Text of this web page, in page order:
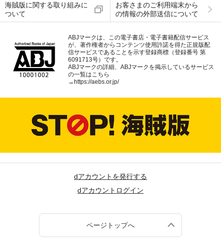
海賊版に関する取り組みに
ついて
お客さまのご利用端末から
の情報の外部送信について
ABJマークは、この電子書店・電子書籍配信サービス
が、著作権者からコンテンツ使用許諾を得た正規版配
信サービスであることを示す登録商標（登録番号 第
6091713号）です。
ABJマークの詳細、ABJマークを掲示しているサービス
の一覧はこちら
→https://aebs.or.jp/
dアカウントを発行する
dアカウントログイン
ページトップへ